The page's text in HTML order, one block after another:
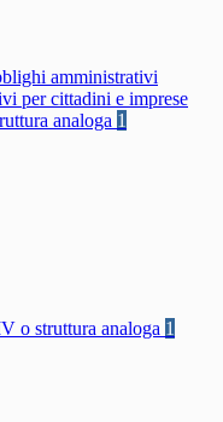
amministrativi
per cittadini e imprese
analoga 1
o struttura analoga 1